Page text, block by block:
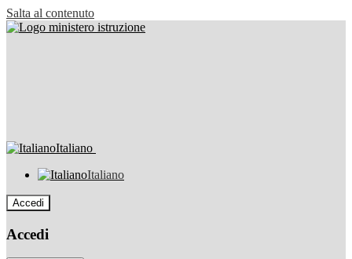
Salta al contenuto
Italiano
Italiano
Accedi
Accedi